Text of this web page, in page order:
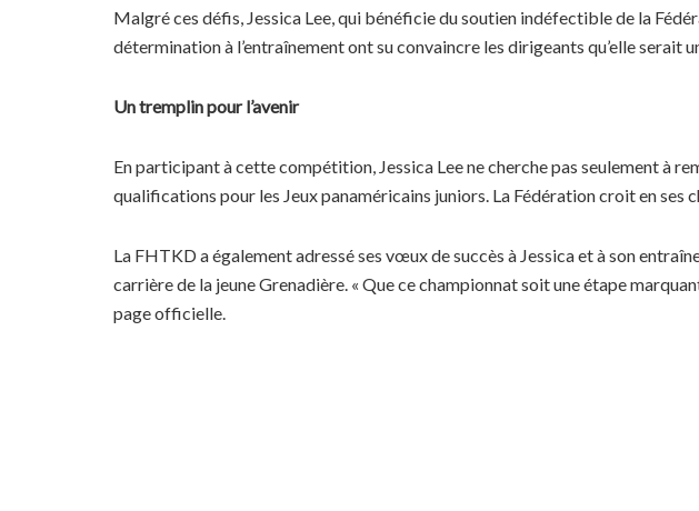
Malgré ces défis, Jessica Lee, qui bénéficie du soutien indéfectible de la
détermination à l’entraînement ont su convaincre les dirigeants qu’elle serait
Un tremplin pour l’avenir
En participant à cette compétition, Jessica Lee ne cherche pas seulement à
qualifications pour les Jeux panaméricains juniors. La Fédération croit en ses
La FHTKD a également adressé ses vœux de succès à Jessica et à son
carrière de la jeune Grenadière. « Que ce championnat soit une étape
page officielle.